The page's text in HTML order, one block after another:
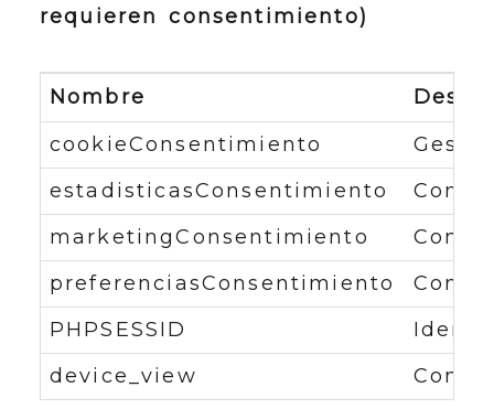
requieren consentimiento)
Nombre
cookieConsentimiento
estadisticasConsentimiento
marketingConsentimiento
preferenciasConsentimiento
PHPSESSID
device_view